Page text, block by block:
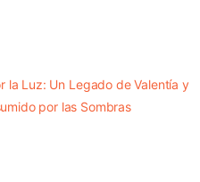
la Luz: Un Legado de Valentía y
por las Sombras